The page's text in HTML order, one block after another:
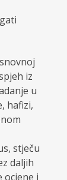
iz
u
hafizi,
stječu
daljih
ocjene i